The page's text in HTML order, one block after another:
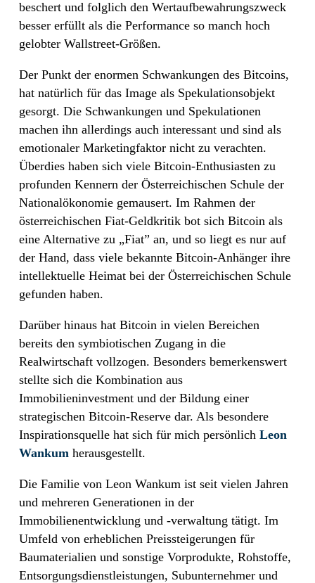
beschert und folglich den Wertaufbewahrungszweck
besser erfüllt als die Performance so manch hoch
gelobter Wallstreet-Größen.
Der Punkt der enormen Schwankungen des Bitcoins,
hat natürlich für das Image als Spekulationsobjekt
gesorgt. Die Schwankungen und Spekulationen
machen ihn allerdings auch interessant und sind als
emotionaler Marketingfaktor nicht zu verachten.
Überdies haben sich viele Bitcoin-Enthusiasten zu
profunden Kennern der Österreichischen Schule der
Nationalökonomie gemausert. Im Rahmen der
österreichischen Fiat-Geldkritik bot sich Bitcoin als
eine Alternative zu „Fiat” an, und so liegt es nur auf
der Hand, dass viele bekannte Bitcoin-Anhänger ihre
intellektuelle Heimat bei der Österreichischen Schule
gefunden haben.
Darüber hinaus hat Bitcoin in vielen Bereichen
bereits den symbiotischen Zugang in die
Realwirtschaft vollzogen. Besonders bemerkenswert
stellte sich die Kombination aus
Immobilieninvestment und der Bildung einer
strategischen Bitcoin-Reserve dar. Als besondere
Inspirationsquelle hat sich für mich persönlich Leon
Wankum herausgestellt.
Die Familie von Leon Wankum ist seit vielen Jahren
und mehreren Generationen in der
Immobilienentwicklung und -verwaltung tätigt. Im
Umfeld von erheblichen Preissteigerungen für
Baumaterialien und sonstige Vorprodukte, Rohstoffe,
Entsorgungsdienstleistungen, Subunternehmer und